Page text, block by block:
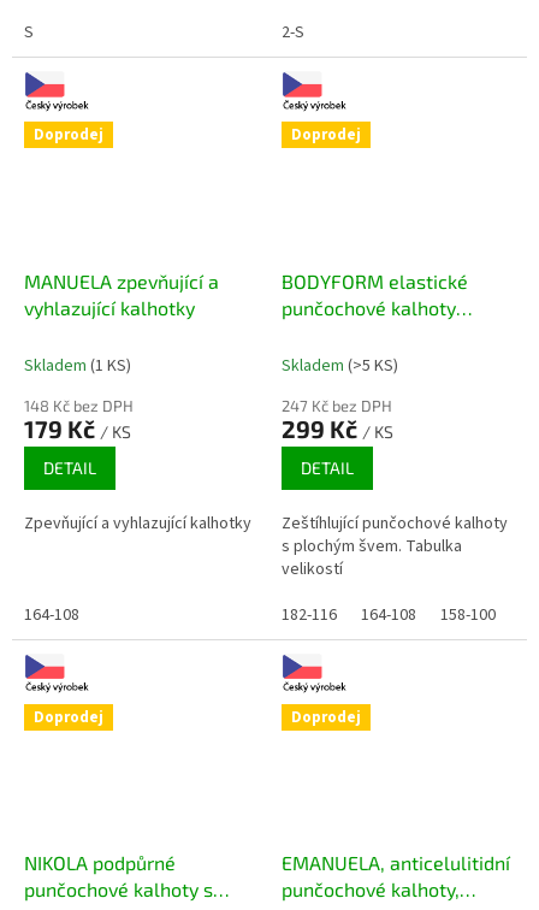
S
2-S
Doprodej
MANUELA zpevňující a
vyhlazující kalhotky
Skladem (1 KS)
148 Kč bez DPH
179 Kč / KS
DETAIL
Zpevňující a vyhlazující kalhotky
164-108
Doprodej
BODYFORM elastické
punčochové kalhoty
Skladem (>5 KS)
247 Kč bez DPH
299 Kč / KS
DETAIL
Zeštíhlující punčochové kalhoty
s plochým švem. Tabulka
velikostí
182-116
164-108 158-100
Doprodej
NIKOLA podpůrné
punčochové kalhoty s
Doprodej
EMANUELA, anticelulitidní
punčochové kalhoty,